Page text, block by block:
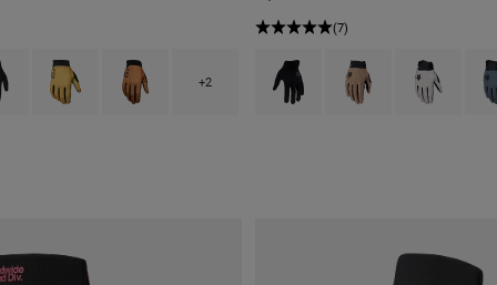
type of Arctic Blue.
swatch type of Preto.
Product swatch type of Bronze.
Product swatch type of Marrom Carmelo.
+2
(7)
Product swatch type of Preto.
Product swatch type of
Product